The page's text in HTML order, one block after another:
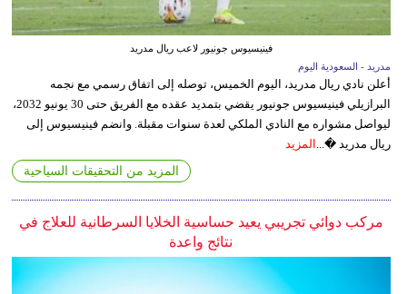
فينيسيوس جونيور لاعب ريال مدريد
مدريد - السعودية اليوم
أعلن نادي ريال مدريد، اليوم الخميس، توصله إلى اتفاق رسمي مع نجمه
البرازيلي فينيسيوس جونيور يقضي بتمديد عقده مع الفريق حتى 30 يونيو 2032،
ليواصل مشواره مع النادي الملكي لعدة سنوات مقبلة. وانضم فينيسيوس إلى
ريال مدريد �...
المزيد
المزيد من التحقيقات السياحية
مركب دوائي تجريبي يعيد حساسية الخلايا السرطانية للعلاج في
نتائج واعدة